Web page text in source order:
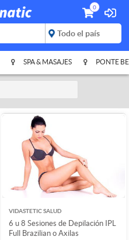
0
SPA & MASAJES PONTE
VIDASTETIC SALUD
6 u 8 Sesiones de Depilación IPL
Full Brazilian o Axilas